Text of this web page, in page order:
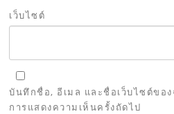
เว็บไซต์
บันทึกชื่อ, อีเมล และชื่อเว็บไซต์ขอ
การแสดงความเห็นครั้งถัดไป